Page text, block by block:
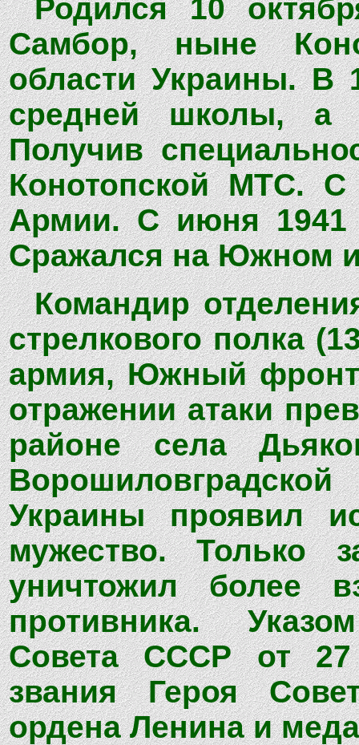
Родился 10
Самбор, ныне
области Украины. В
средней школы, а
Получив
Конотопской МТС.
Армии. С июня 1941
Сражался на Южном
Командир
стрелкового полка
армия, Южный
отражении атаки
районе села
Украины проявил
мужество. Только
уничтожил более
противника.
Совета СССР от 27
звания Героя
ордена Ленина и